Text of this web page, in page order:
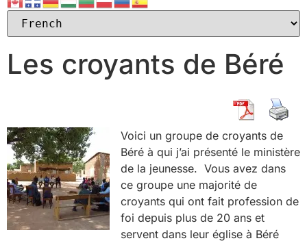
Les croyants de Béré
Voici un groupe de croyants de
Béré à qui j’ai présenté le ministère
de la jeunesse. Vous avez dans
ce groupe une majorité de
croyants qui ont fait profession de
foi depuis plus de 20 ans et
servent dans leur église à Béré